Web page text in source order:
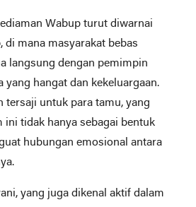
Wabup turut diwarnai
di mana masyarakat bebas
langsung dengan pemimpin
yang hangat dan kekeluargaan.
tersaji untuk para tamu, yang
tidak hanya sebagai bentuk
hubungan emosional antara
yang juga dikenal aktif dalam